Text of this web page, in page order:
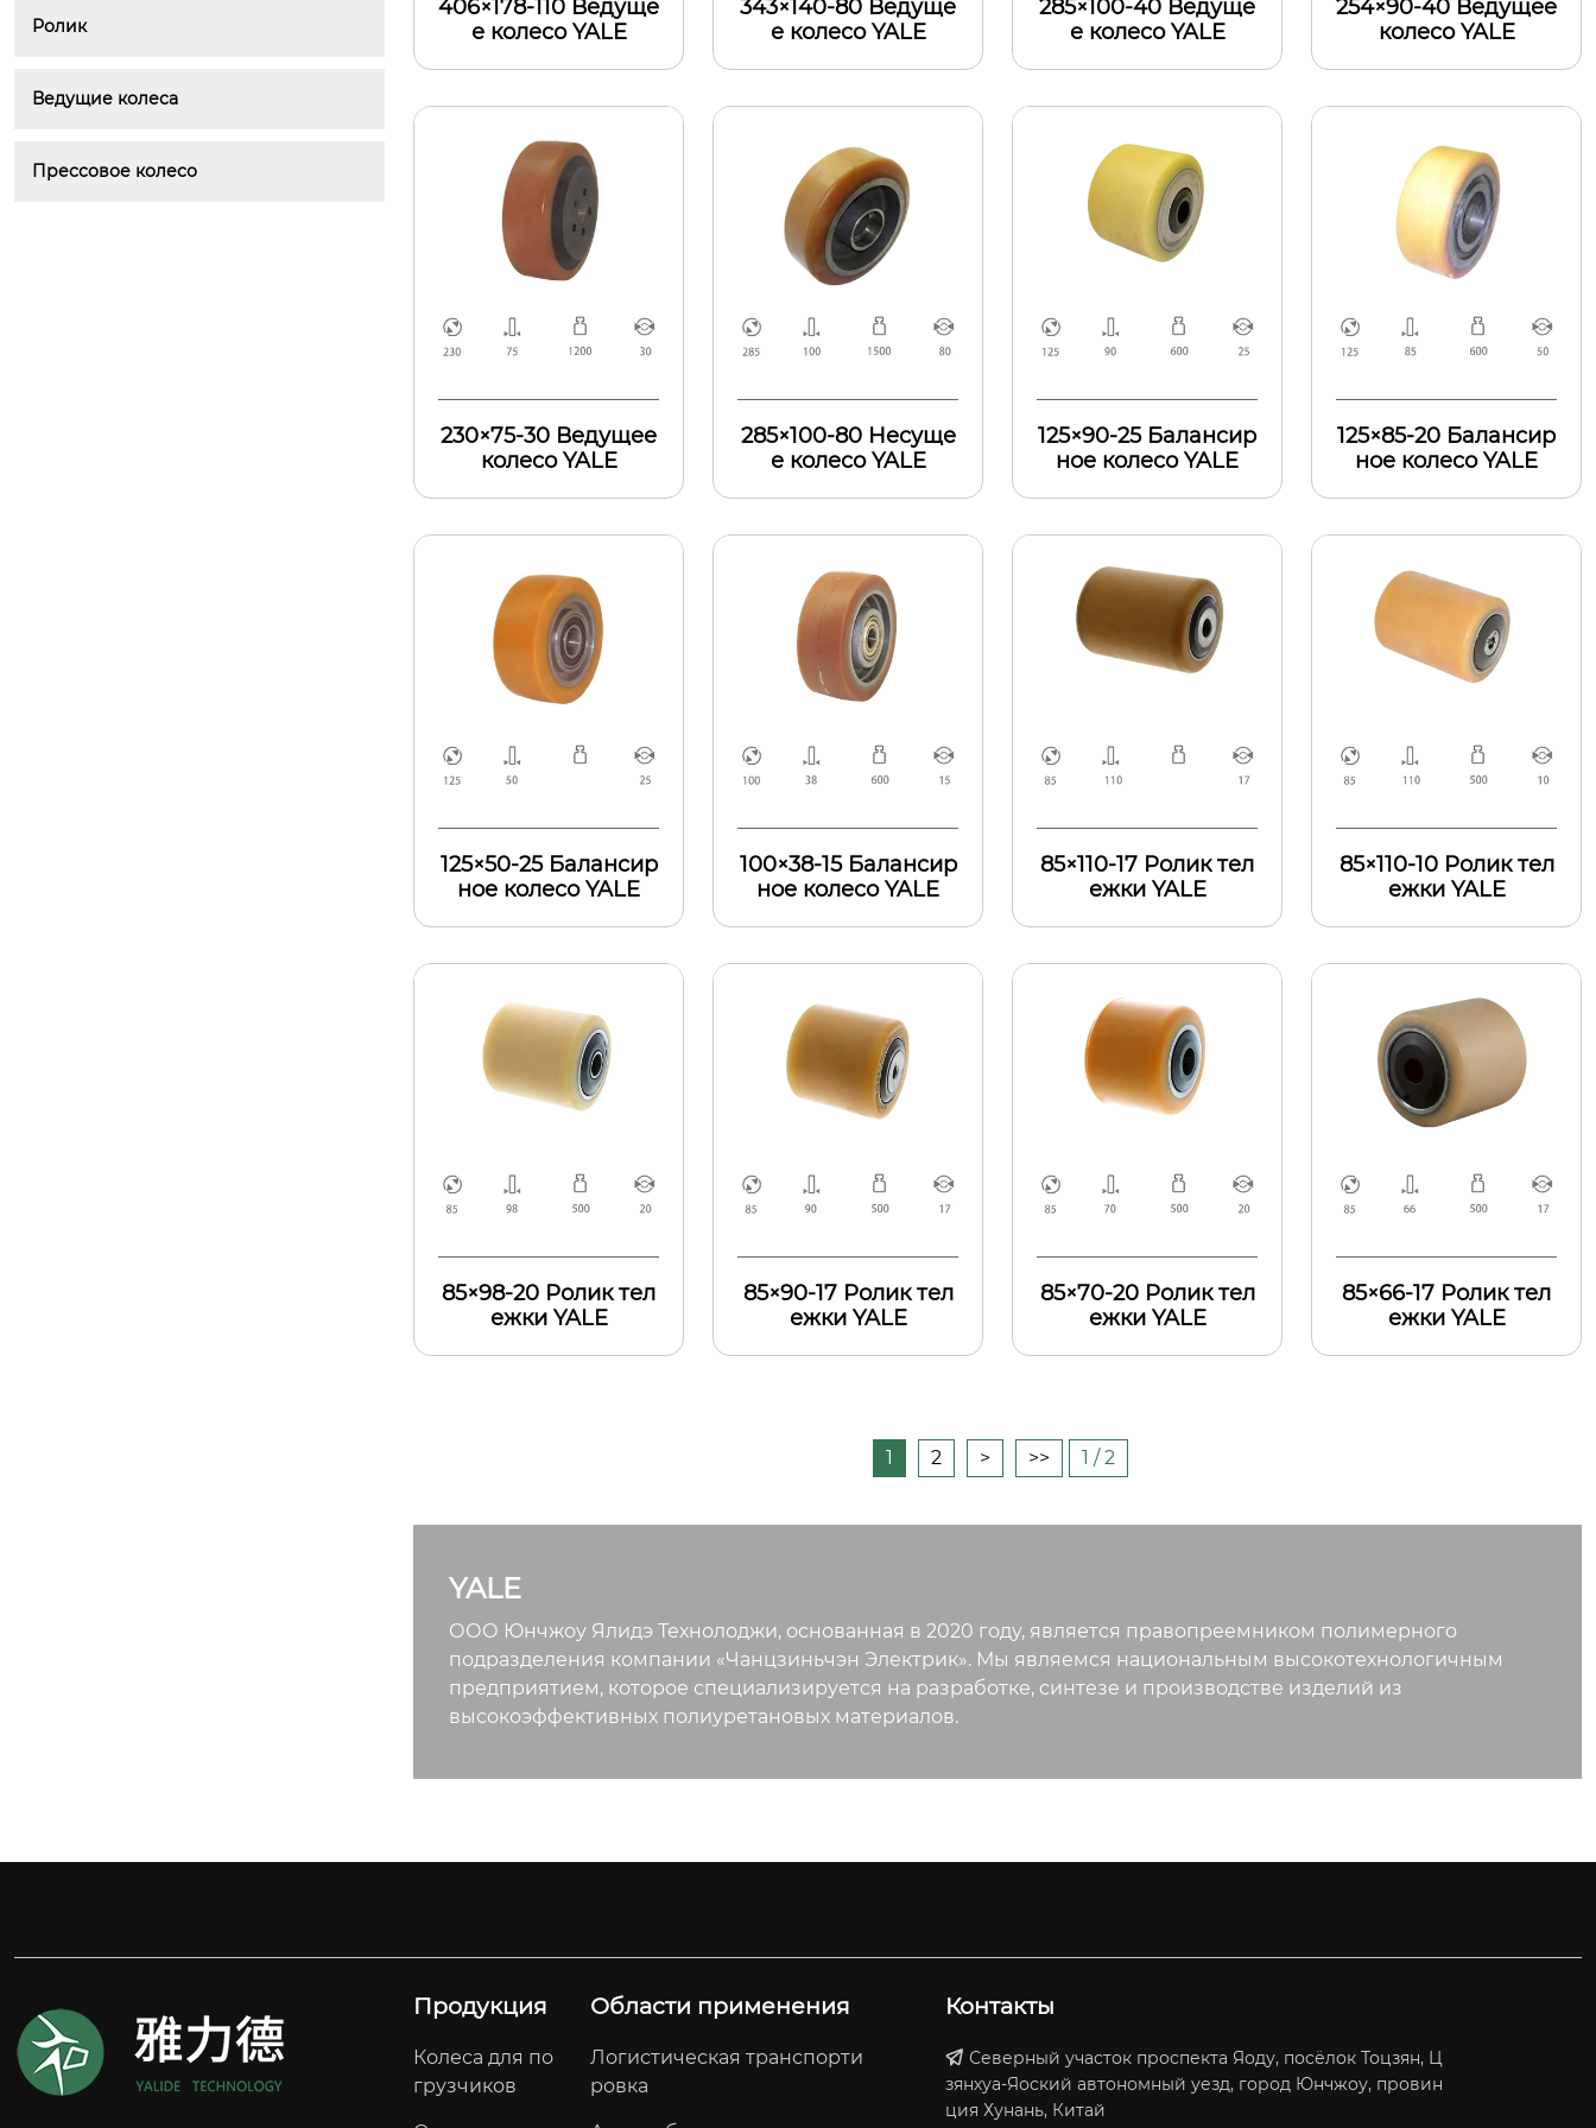
Ролик
Ведущие колеса
Прессовое колесо
406×178-110 Ведуще
е колесо YALE
343×140-80 Ведуще
е колесо YALE
285×100-40 Ведуще
е колесо YALE
254×90-40 Ведущее
колесо YALE
230×75-30 Ведущее
колесо YALE
285×100-80 Несуще
е колесо YALE
125×90-25 Балансир
ное колесо YALE
125×85-20 Балансир
ное колесо YALE
125×50-25 Балансир
ное колесо YALE
100×38-15 Балансир
ное колесо YALE
85×110-17 Ролик тел
ежки YALE
85×110-10 Ролик тел
ежки YALE
85×98-20 Ролик тел
ежки YALE
85×90-17 Ролик тел
ежки YALE
85×70-20 Ролик тел
ежки YALE
85×66-17 Ролик тел
ежки YALE
1 2 > >> 1 / 2
YALE
ООО Юнчжоу Ялидэ Технолоджи, основанная в 2020 году, является правопреемником полимерного
подразделения компании «Чанцзиньчэн Электрик». Мы являемся национальным высокотехнологичным
предприятием, которое специализируется на разработке, синтезе и производстве изделий из
высокоэффективных полиуретановых материалов.
Продукция
Колеса для по
грузчиков
Области применения
Логистическая транспорти
ровка
Контакты
Северный участок проспекта Яоду, посёлок Тоцзян, Ц
зянхуа-Яоский автономный уезд, город Юнчжоу, провин
ция Хунань, Китай